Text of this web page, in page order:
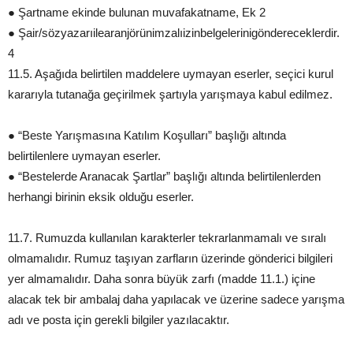
● Şartname ekinde bulunan muvafakatname, Ek 2
● Şair/sözyazarıilearanjörünimzalıizinbelgelerinigöndereceklerdir.
4
11.5. Aşağıda belirtilen maddelere uymayan eserler, seçici kurul
kararıyla tutanağa geçirilmek şartıyla yarışmaya kabul edilmez.
● “Beste Yarışmasına Katılım Koşulları” başlığı altında
belirtilenlere uymayan eserler.
● “Bestelerde Aranacak Şartlar” başlığı altında belirtilenlerden
herhangi birinin eksik olduğu eserler.
11.7. Rumuzda kullanılan karakterler tekrarlanmamalı ve sıralı
olmamalıdır. Rumuz taşıyan zarfların üzerinde gönderici bilgileri
yer almamalıdır. Daha sonra büyük zarfı (madde 11.1.) içine
alacak tek bir ambalaj daha yapılacak ve üzerine sadece yarışma
adı ve posta için gerekli bilgiler yazılacaktır.